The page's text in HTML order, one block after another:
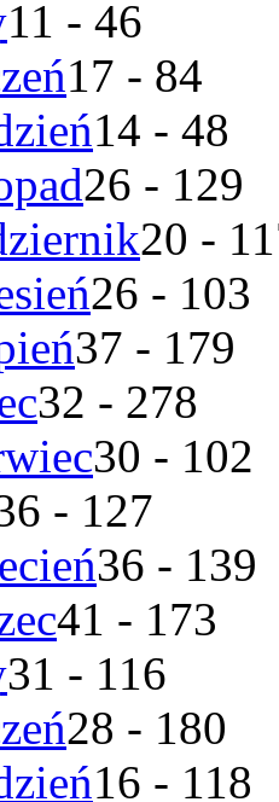
11 - 46
17 - 84
14 - 48
26 - 129
20 -
26 - 103
37 - 179
32 - 278
30 - 102
- 127
36 - 139
41 - 173
31 - 116
28 - 180
16 - 118